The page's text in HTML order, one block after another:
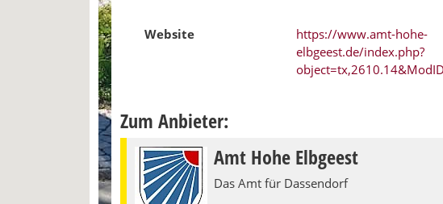
Website
https://www.amt-hohe-
elbgeest.de/index.php?
Zum Anbieter:
Amt Hohe Elbgeest
Das Amt für Dassendorf